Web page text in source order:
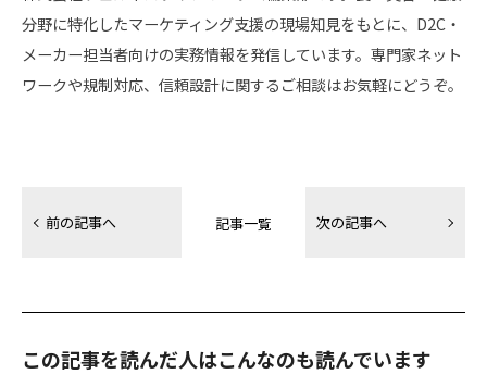
分野に特化したマーケティング支援の現場知見をもとに、D2C・
メーカー担当者向けの実務情報を発信しています。専門家ネット
ワークや規制対応、信頼設計に関するご相談はお気軽にどうぞ。
前の記事へ 記事一覧 次の記事へ
この記事を読んだ人はこんなのも読んでいます